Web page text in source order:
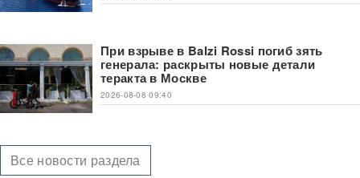
При взрыве в Balzi Rossi погиб зять
генерала: раскрыты новые детали
теракта в Москве
2026-08-08 09:40
Все новости раздела